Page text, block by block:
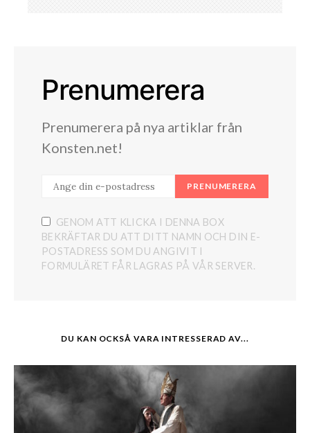
Prenumerera
Prenumerera på nya artiklar från
Konsten.net!
PRENUMERERA
GENOM ATT KLICKA I DENNA BOX
BEKRÄFTAR DU ATT DITT NAMN OCH DIN E-
POSTADRESS SOM DU ANGIVIT I
FORMULÄRET FÅR LAGRAS PÅ VÅR SERVER.
DU KAN OCKSÅ VARA INTRESSERAD AV...